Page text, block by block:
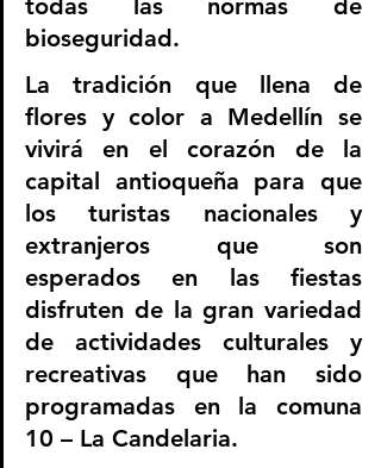
bioseguridad.
La tradición que llena de
flores y color a Medellín se
vivirá en el corazón de la
capital antioqueña para que
los turistas nacionales y
extranjeros que son
esperados en las fiestas
disfruten de la gran variedad
de actividades culturales y
recreativas que han sido
programadas en la comuna
10 – La Candelaria.